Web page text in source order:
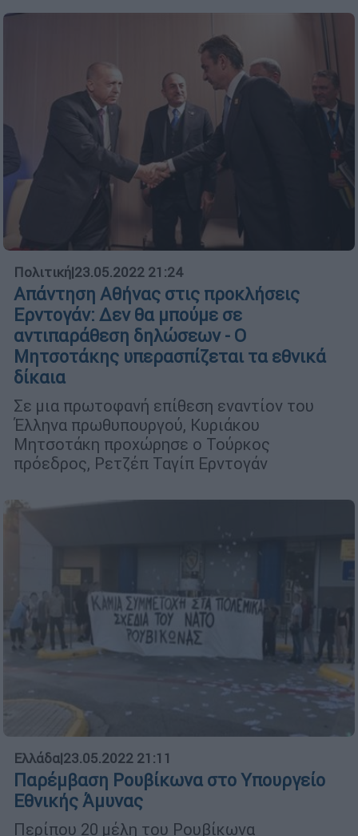
Πολιτική|23.05.2022 21:24
Απάντηση Αθήνας στις προκλήσεις
Ερντογάν: Δεν θα μπούμε σε
αντιπαράθεση δηλώσεων - Ο
Μητσοτάκης υπερασπίζεται τα εθνικά
δίκαια
Σε μια πρωτοφανή επίθεση εναντίον του
Έλληνα πρωθυπουργού, Κυριάκου
Μητσοτάκη προχώρησε ο Τούρκος
πρόεδρος, Ρετζέπ Ταγίπ Ερντογάν
Ελλάδα|23.05.2022 21:11
Παρέμβαση Ρουβίκωνα στο Υπουργείο
Εθνικής Άμυνας
Περίπου 20 μέλη του Ρουβίκωνα